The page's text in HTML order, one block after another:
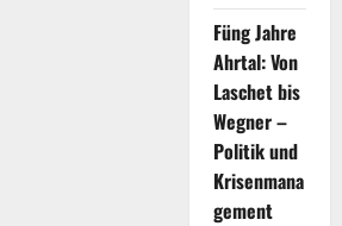
Füng Jahre
Ahrtal: Von
Laschet bis
Wegner –
Politik und
Krisenmana
gement